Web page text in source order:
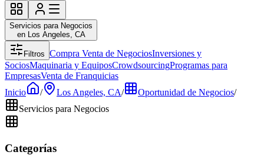
Servicios para Negocios
en Los Angeles, CA
Filtros Compra Venta de NegociosInversiones y
SociosMaquinaria y EquiposCrowdsourcingProgramas para
EmpresasVenta de Franquicias
Inicio
/ Los Angeles, CA/ Oportunidad de Negocios/
Servicios para Negocios
Categorías